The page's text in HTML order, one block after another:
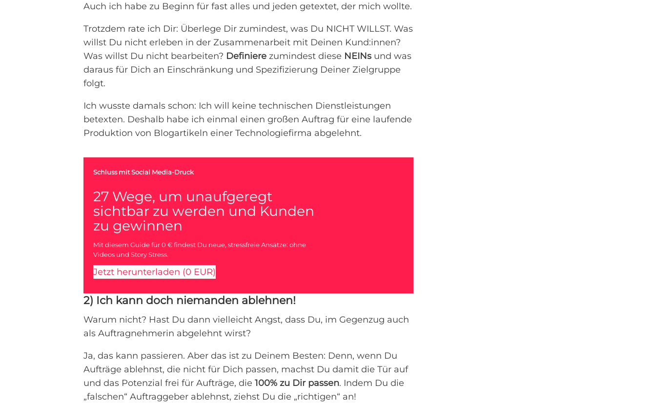
Auch ich habe zu Beginn für fast alles und jeden getextet, der mich wollte.
Trotzdem rate ich Dir: Überlege Dir zumindest, was Du NICHT WILLST. Was
willst Du nicht erleben in der Zusammenarbeit mit Deinen Kund:innen?
Was willst Du nicht bearbeiten? Definierezumindest diese NEINsund was
daraus für Dich an Einschränkung und Spezifizierung Deiner Zielgruppe
folgt.
Ich wusste damals schon: Ich will keine technischen Dienstleistungen
betexten. Deshalb habe ich einmal einen großen Auftrag für eine laufende
Produktion von Blogartikeln einer Technologiefirma abgelehnt.
Schluss mit Social Media-Druck
27 Wege, um unaufgeregt
sichtbar zu werden und Kunden
zu gewinnen
Mit diesem Guide für 0 € findest Du neue, stressfreie Ansätze: ohne
Videos und Story Stress.
Jetzt herunterladen (0 EUR)
2) Ich kann doch niemanden ablehnen!
Warum nicht? Hast Du dann vielleicht Angst, dass Du, im Gegenzug auch
als Auftragnehmerin abgelehnt wirst?
Ja, das kann passieren. Aber das ist zu Deinem Besten: Denn, wenn Du
Aufträge ablehnst, die nicht für Dich passen, machst Du damit die Tür auf
und das Potenzial frei für Aufträge, die 100% zu Dir passen. Indem Du die
„falschen“ Auftraggeber ablehnst, ziehst Du die „richtigen“ an!